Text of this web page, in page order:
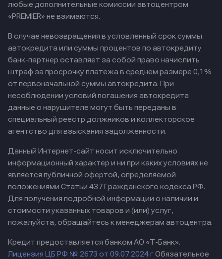
любые дополнительные комиссии автоцентром
«PREMIER» не взимаются.
В случае невозвращения в условленный срок суммы
автокредита или суммы процентов по автокредиту
банк-партнер оставляет за собой право начислить
штраф за просрочку платежа в среднем размере 0,1%
от первоначальной суммы автокредита. При
несоблюдении условий погашения автокредита
данные о нарушителе могут быть переданы в
специальный реестр должников и коллекторское
агентство для взыскания задолженности.
Данный Интернет-сайт носит исключительно
информационный характер и ни при каких условиях не
является публичной офертой, определяемой
положениями Статьи 437 Гражданского кодекса РФ.
Для получения подробной информации о наличии и
стоимости указанных товаров и (или) услуг,
пожалуйста, обращайтесь к менеджерам автоцентра.
Кредит предоставляется банком АО «Т-Банк».
Лицензия ЦБ РФ № 2673 от 09.07.2024 гОбязательное